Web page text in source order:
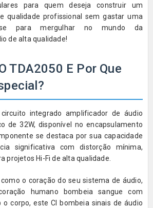
para quem deseja construir um
qualidade profissional sem gastar uma
se para mergulhar no mundo da
de alta qualidade!
TDA2050 E Por Que
integrado amplificador de áudio
de 32W, disponível no encapsulamento
se destaca por sua capacidade
significativa com distorção mínima,
projetos Hi-Fi de alta qualidade.
o coração do seu sistema de áudio,
humano bombeia sangue com
corpo, este CI bombeia sinais de áudio